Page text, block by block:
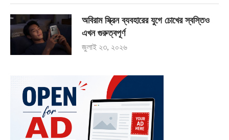
অবিরাম স্ক্রিন ব্যবহারের যুগে চোখের স্বস্তিও
এখন গুরুত্বপূর্ণ
জুলাই ২৩, ২০২৬